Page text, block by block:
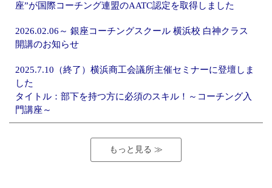
座”が国際コーチング連盟のAATC認定を取得しました
2026.02.06～ 銀座コーチングスクール 横浜校 白神クラス
開講のお知らせ
2025.7.10（終了）横浜商工会議所主催セミナーに登壇しま
した
タイトル：部下を持つ方に必須のスキル！～コーチング入
門講座～
もっと見る ≫